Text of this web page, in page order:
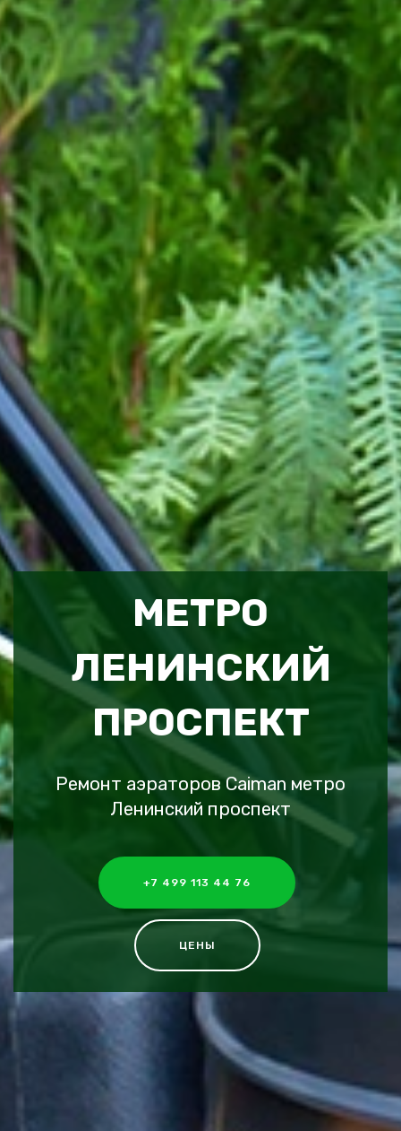
МЕТРО
ЛЕНИНСКИЙ
ПРОСПЕКТ
Ремонт аэраторов Caiman метро
Ленинский проспект
+7 499 113 44 76
ЦЕНЫ